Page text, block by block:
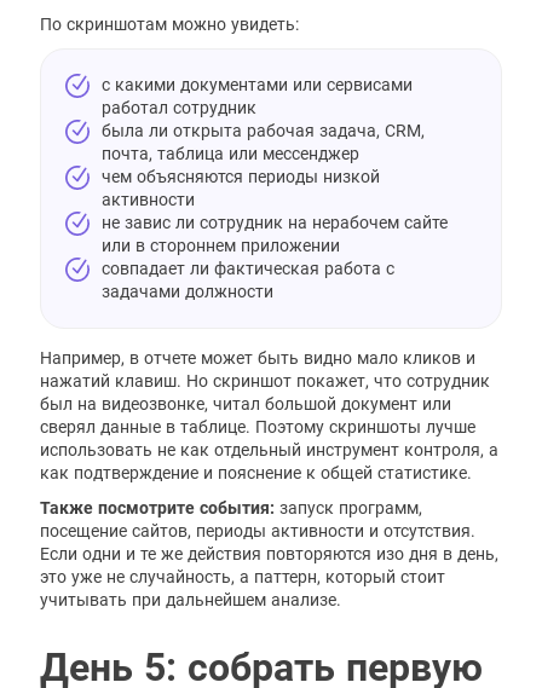
По скриншотам можно увидеть:
с какими документами или сервисами
работал сотрудник
была ли открыта рабочая задача, CRM,
почта, таблица или мессенджер
чем объясняются периоды низкой
активности
не завис ли сотрудник на нерабочем сайте
или в стороннем приложении
совпадает ли фактическая работа с
задачами должности
Например, в отчете может быть видно мало кликов и
нажатий клавиш. Но скриншот покажет, что сотрудник
был на видеозвонке, читал большой документ или
сверял данные в таблице. Поэтому скриншоты лучше
использовать не как отдельный инструмент контроля, а
как подтверждение и пояснение к общей статистике.
Также посмотрите события: запуск программ,
посещение сайтов, периоды активности и отсутствия.
Если одни и те же действия повторяются изо дня в день,
это уже не случайность, а паттерн, который стоит
учитывать при дальнейшем анализе.
День 5: собрать первую